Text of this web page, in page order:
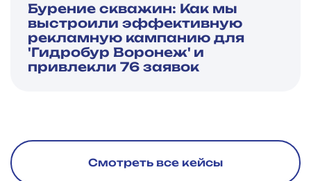
Бурение скважин: Как мы
выстроили эффективную
рекламную кампанию для
'Гидробур Воронеж' и
привлекли 76 заявок
Смотреть все кейсы